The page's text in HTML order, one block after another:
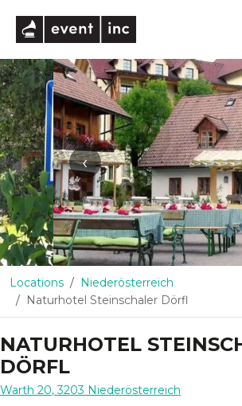
‹
Locations
Niederösterreich
Naturhotel Steinschaler Dörfl
NATURHOTEL
DÖRFL
Warth 20,3203 Niederösterreich